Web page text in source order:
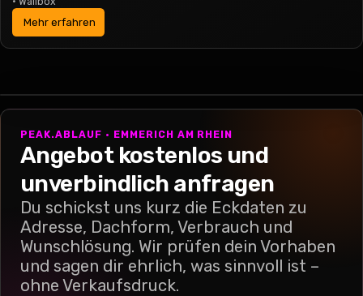
Mehr erfahren
PEAK.ABLAUF · EMMERICH AM RHEIN
Angebot kostenlos und
unverbindlich anfragen
Du schickst uns kurz die Eckdaten zu
Adresse, Dachform, Verbrauch und
Wunschlösung. Wir prüfen dein Vorhaben
und sagen dir ehrlich, was sinnvoll ist –
ohne Verkaufsdruck.